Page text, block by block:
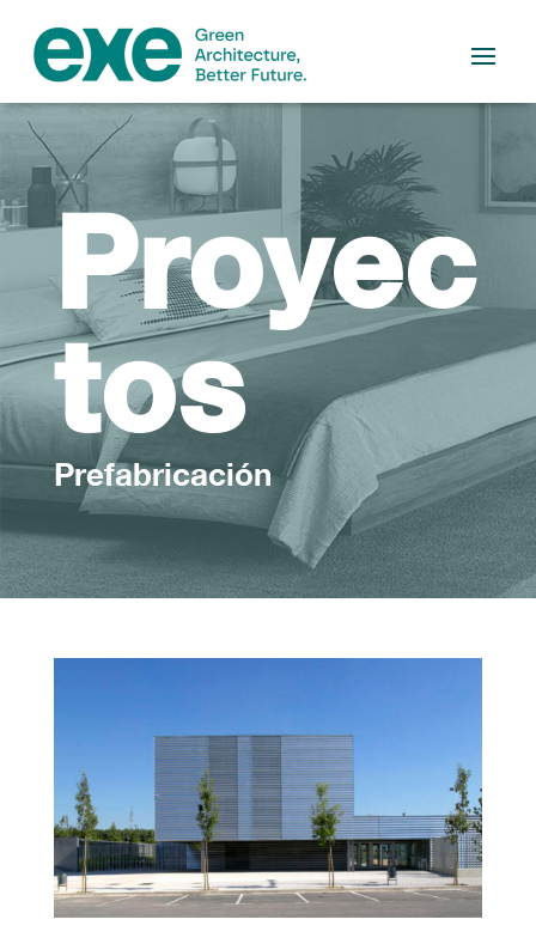
Proyec
tos
Prefabricación